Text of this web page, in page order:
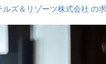
ルズ＆リゾーツ株式会社 の